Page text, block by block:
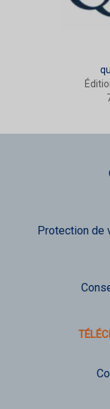
Protection de